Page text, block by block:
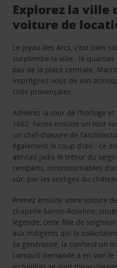
Explorez la ville
voiture de
Le joyau des Arcs, c’est bien
surplombe la ville : le quartier
pas de la place centrale.
imprégnez-vous de son
cités provençales.
Admirez la tour de l’horloge
1662. Faites ensuite un tour
un chef-d’œuvre de
également le coup d’œil : ce
abritait jadis le trésor du
remparts, incontournables
sûr, par les vestiges du
Prenez ensuite votre voiture
chapelle Sainte-Roseline,
légende, cette fille de
aux indigents qui la
sa générosité, la confond un
Lorsqu’il demande à en voir